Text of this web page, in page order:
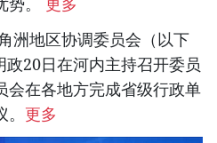
洲地区协调委员会（以下
政20日在河内主持召开委员
会在各地方完成省级行政单
更多